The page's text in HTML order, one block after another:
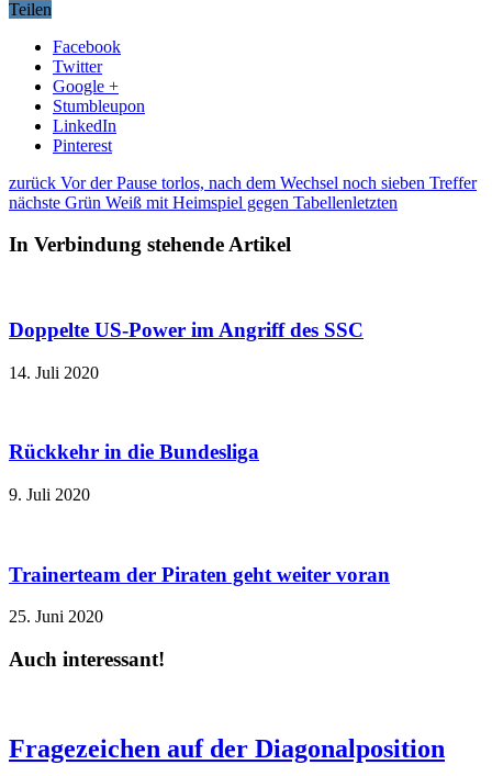
Teilen
Facebook
Twitter
Google +
Stumbleupon
LinkedIn
Pinterest
zurück Vor der Pause torlos, nach dem Wechsel noch sieben Treffer
nächste Grün Weiß mit Heimspiel gegen Tabellenletzten
In Verbindung stehende Artikel
Doppelte US-Power im Angriff des SSC
14. Juli 2020
Rückkehr in die Bundesliga
9. Juli 2020
Trainerteam der Piraten geht weiter voran
25. Juni 2020
Auch interessant!
Fragezeichen auf der Diagonalposition